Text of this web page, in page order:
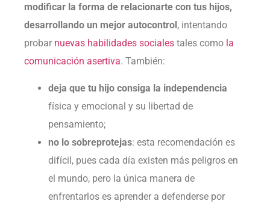
modificar la forma de relacionarte con tus hijos,
desarrollando un mejor autocontrol , intentando
probar nuevas habilidades sociales tales como la
comunicación asertiva. También:
deja que tu hijo consiga la independencia
física y emocional y su libertad de
pensamiento;
no lo sobreprotejas: esta recomendación es
difícil, pues cada día existen más peligros en
el mundo, pero la única manera de
enfrentarlos es aprender a defenderse por